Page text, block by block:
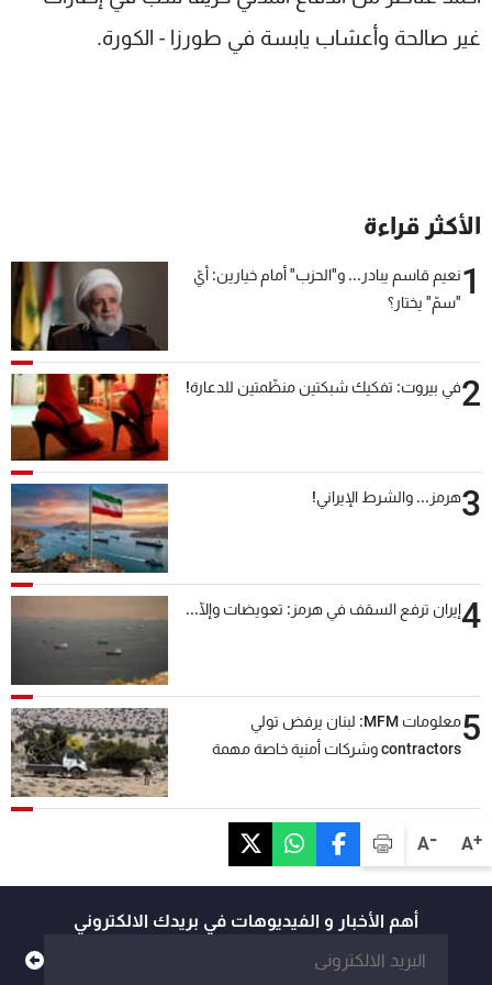
A+
A-
غير صالحة وأعشاب يابسة في طورزا - الكورة.
الأكثر قراءة
1نعيم قاسم يبادر... و"الحزب" أمام خيارين: أيّ
"سمّ" يختار؟
2في بيروت: تفكيك شبكتين منظّمتين للدعارة!
3هرمز... والشرط الإيراني!
4إيران ترفع السقف في هرمز: تعويضات وإلّا...
5
معلومات MFM: لبنان يرفض تولي
contractors وشركات أمنية خاصة مهمة
أهم الأخبار و الفيديوهات في بريدك الالكتروني
شاهد البرامج
الترددات